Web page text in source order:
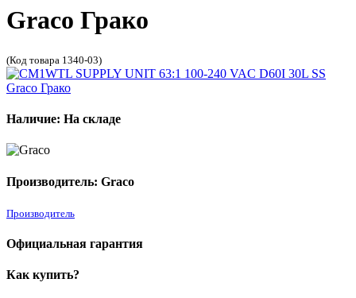
Graco Грако
(Код товара 1340-03)
Наличие: На складе
Производитель: Graco
Производитель
Официальная гарантия
Как купить?